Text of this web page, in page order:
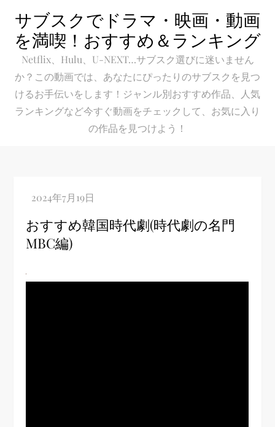
content
サブスクでドラマ・映画・動画
を満喫！おすすめ＆ランキング
Netflix、Hulu、U-NEXT…サブスク選びに迷いません
か？この動画では、あなたにぴったりのサブスクを見つ
けるお手伝いをします！ジャンル別おすすめ作品、人気
ランキングなど今すぐ動画をチェックして、お気に入り
の作品を見つけよう！
おすすめ韓国時代劇(時代劇の名門
MBC編)